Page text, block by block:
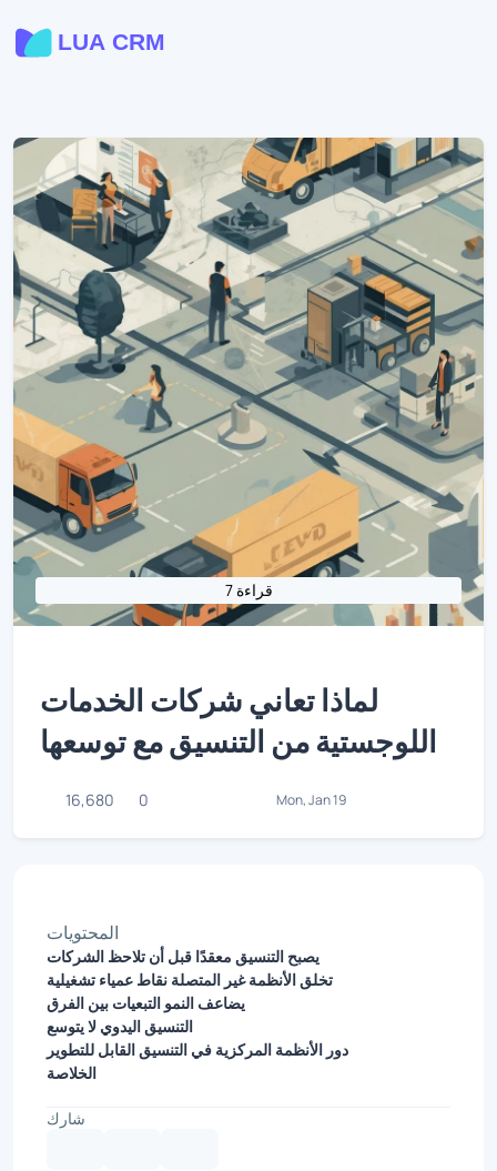
7 قراءة
لماذا تعاني شركات الخدمات
اللوجستية من التنسيق مع توسعها
16,680 0 Mon, Jan 19
المحتويات
يصبح التنسيق معقدًا قبل أن تلاحظ الشركات
تخلق الأنظمة غير المتصلة نقاط عمياء تشغيلية
يضاعف النمو التبعيات بين الفرق
التنسيق اليدوي لا يتوسع
دور الأنظمة المركزية في التنسيق القابل للتطوير
الخلاصة
شارك